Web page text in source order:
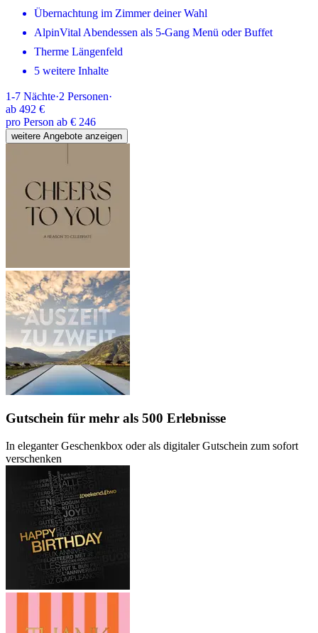
Übernachtung im Zimmer deiner Wahl
AlpinVital Abendessen als 5-Gang Menü oder Buffet
Therme Längenfeld
5 weitere Inhalte
1-7 Nächte·2 Personen·
ab 492 €
pro Person ab € 246
weitere Angebote anzeigen
Gutschein für mehr als 500 Erlebnisse
In eleganter Geschenkbox oder als digitaler Gutschein zum sofort
verschenken